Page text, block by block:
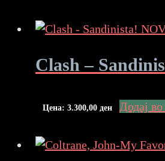
Clash –
Цена: 3.300,00 ден Додај